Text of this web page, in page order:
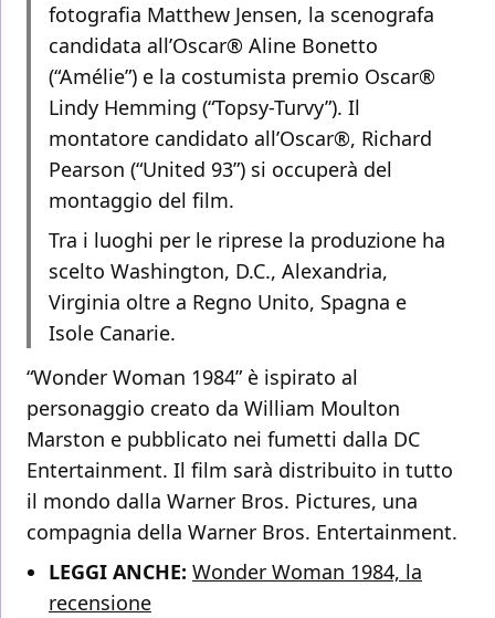
fotografia Matthew Jensen, la scenografa
candidata all’Oscar® Aline Bonetto
(“Amélie”) e la costumista premio Oscar®
Lindy Hemming (“Topsy-Turvy”). Il
montatore candidato all’Oscar®, Richard
Pearson (“United 93”) si occuperà del
montaggio del film.
Tra i luoghi per le riprese la produzione ha
scelto Washington, D.C., Alexandria,
Virginia oltre a Regno Unito, Spagna e
Isole Canarie.
“Wonder Woman 1984” è ispirato al
personaggio creato da William Moulton
Marston e pubblicato nei fumetti dalla DC
Entertainment. Il film sarà distribuito in tutto
il mondo dalla Warner Bros. Pictures, una
compagnia della Warner Bros. Entertainment.
LEGGI ANCHE: Wonder Woman 1984, la
recensione